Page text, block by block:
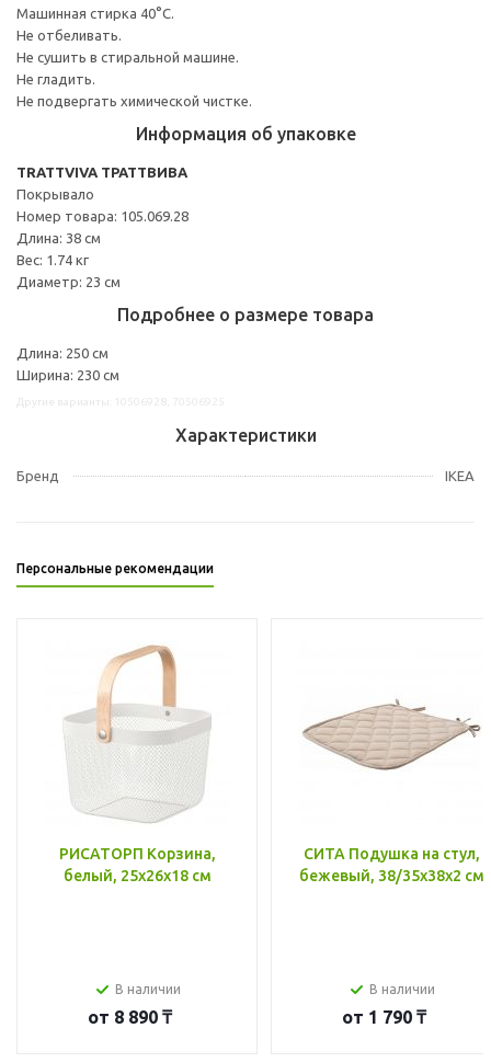
Машинная стирка 40°С.
Не отбеливать.
Не сушить в стиральной машине.
Не гладить.
Не подвергать химической чистке.
Информация об упаковке
TRATTVIVA ТРАТТВИВА
Покрывало
Номер товара: 105.069.28
Длина: 38 см
Вес: 1.74 кг
Диаметр: 23 см
Подробнее о размере товара
Длина: 250 см
Ширина: 230 см
Характеристики
Бренд IKEA
Персональные рекомендации
РИСАТОРП Корзина,
белый, 25x26x18 см
В наличии
от 8 890 ₸
СИТА Подушка на стул,
бежевый, 38/35x38x2 см
В наличии
от 1 790 ₸